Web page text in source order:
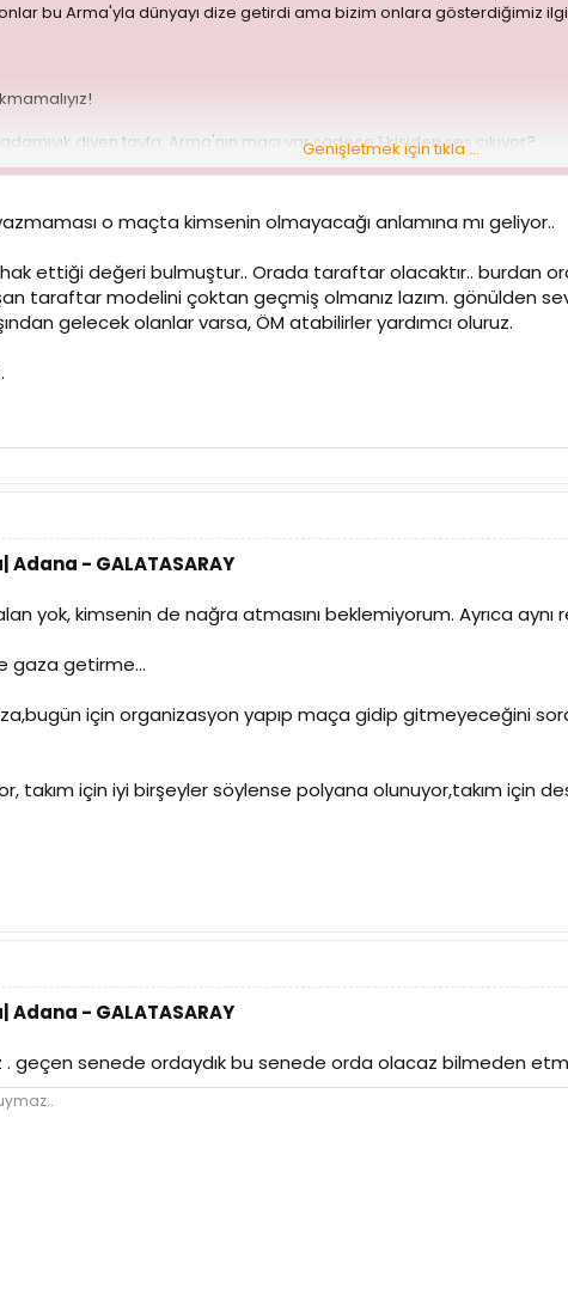
bu Arma'yla dünyayı dize getirdi ama bizim onlara gösterdiğimiz ilgi
diyen tayfa, Arma'nın maçı var sadece 1 kişiden ses çıkıyor?
Genişletmek için tıkla ...
o maçta kimsenin olmayacağı anlamına mı geliyor..
ettiği değeri bulmuştur.. Orada taraftar olacaktır.. burdan
taraftar modelini çoktan geçmiş olmanız lazım. gönülden
gelecek olanlar varsa, ÖM atabilirler yardımcı oluruz.
Adana - GALATASARAY
yok, kimsenin de nağra atmasını beklemiyorum. Ayrıca
gaza getirme...
için organizasyon yapıp maça gidip gitmeyeceğini
takım için iyi birşeyler söylense polyana olunuyor,takım için
Adana - GALATASARAY
geçen senede ordaydık bu senede orda olacaz bilmeden